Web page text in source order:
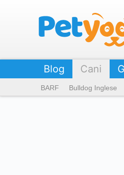
Blog Cani
BARF Bulldog Inglese